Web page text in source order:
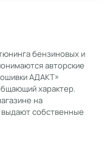
бензиновых и
авторские
АДАКТ»
характер.
на
собственные